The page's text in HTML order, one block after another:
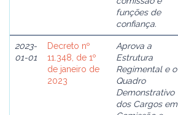
funções de
confiança.
2023-
01-01
Decreto nº
11.348, de 1º
de janeiro de
2023
Aprova a
Estrutura
Regimental e o
Quadro
Demonstrativo
dos Cargos em